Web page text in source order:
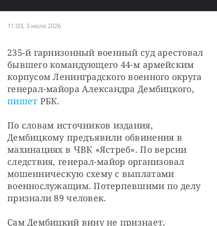
235-й гарнизонный военный суд арестовал
бывшего командующего 44-м армейским
корпусом Ленинградского военного округа
пишет РБК.
По словам источников издания,
Дембицкому предъявили обвинения в
махинациях в ЧВК «Ястреб». По версии
следствия, генерал-майор организовал
мошенническую схему с выплатами
военнослужащим. Потерпевшими по делу
признали 89 человек.
Сам Дембицкий вину не признает,